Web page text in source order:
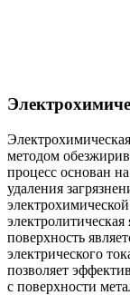
методом
процесс основан
удаления
поверхность
электрического
позволяет
с поверхности